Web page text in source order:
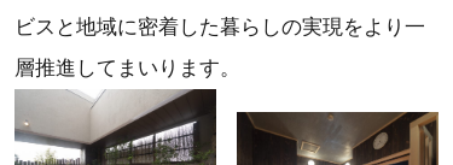
ビスと地域に密着した暮らしの実現をより一
層推進してまいります。